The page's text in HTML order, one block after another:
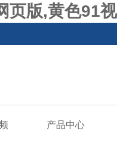
页版,黄色91
产品中心